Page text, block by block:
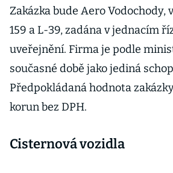
Zakázka bude Aero Vodochody,
159 a L-39, zadána v jednacím
uveřejnění. Firma je podle
současné době jako jediná
Předpokládaná hodnota
korun bez DPH.
Cisternová vozidla